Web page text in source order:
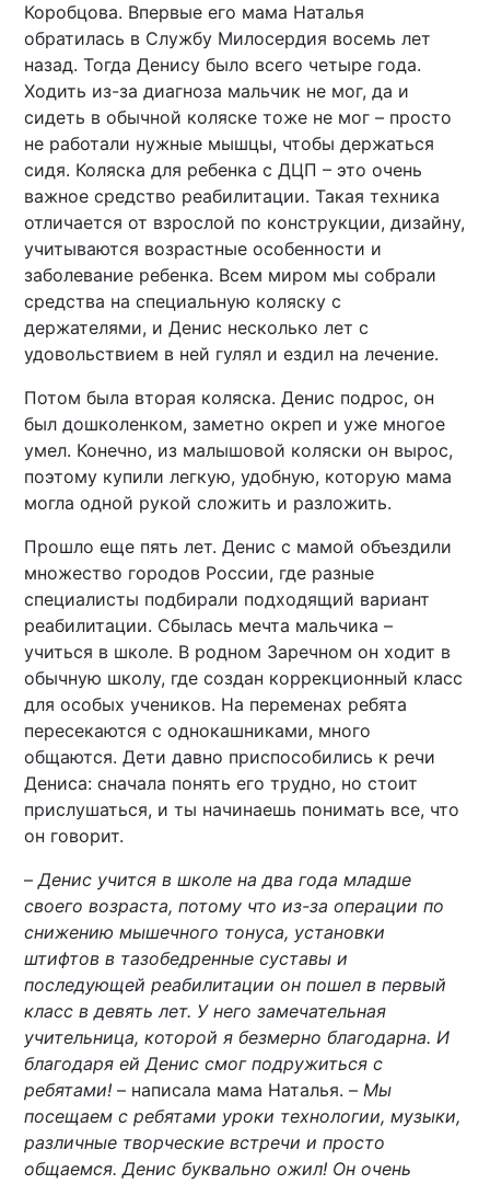
Коробцова. Впервые его мама Наталья
обратилась в Службу Милосердия восемь лет
назад. Тогда Денису было всего четыре года.
Ходить из-за диагноза мальчик не мог, да и
сидеть в обычной коляске тоже не мог – просто
не работали нужные мышцы, чтобы держаться
сидя. Коляска для ребенка с ДЦП – это очень
важное средство реабилитации. Такая техника
отличается от взрослой по конструкции, дизайну,
учитываются возрастные особенности и
заболевание ребенка. Всем миром мы собрали
средства на специальную коляску с
держателями, и Денис несколько лет с
удовольствием в ней гулял и ездил на лечение.
Потом была вторая коляска. Денис подрос, он
был дошколенком, заметно окреп и уже многое
умел. Конечно, из малышовой коляски он вырос,
поэтому купили легкую, удобную, которую мама
могла одной рукой сложить и разложить.
Прошло еще пять лет. Денис с мамой объездили
множество городов России, где разные
специалисты подбирали подходящий вариант
реабилитации. Сбылась мечта мальчика –
учиться в школе. В родном Заречном он ходит в
обычную школу, где создан коррекционный класс
для особых учеников. На переменах ребята
пересекаются с однокашниками, много
общаются. Дети давно приспособились к речи
Дениса: сначала понять его трудно, но стоит
прислушаться, и ты начинаешь понимать все, что
он говорит.
– Денис учится в школе на два года младше
своего возраста, потому что из-за операции по
снижению мышечного тонуса, установки
штифтов в тазобедренные суставы и
последующей реабилитации он пошел в первый
класс в девять лет. У него замечательная
учительница, которой я безмерно благодарна. И
благодаря ей Денис смог подружиться с
ребятами! – написала мама Наталья. –Мы
посещаем с ребятами уроки технологии, музыки,
различные творческие встречи и просто
общаемся. Денис буквально ожил! Он очень